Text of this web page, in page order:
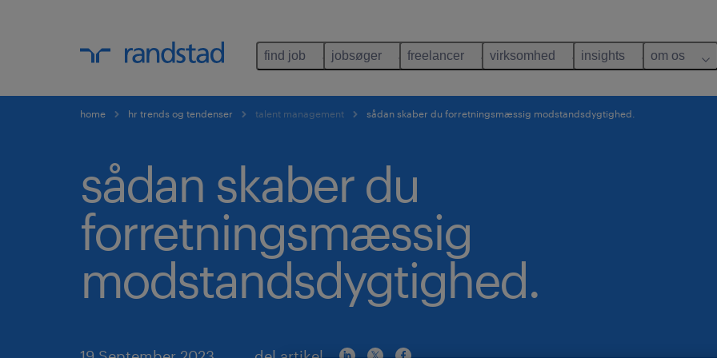
find job jobsøger freelancer virksomhed insights om os
home hr trends og tendenser talent management sådan skaber du forretningsmæssig modstandsdygtighed.
sådan skaber du
forretningsmæssig
modstandsdygtighed.